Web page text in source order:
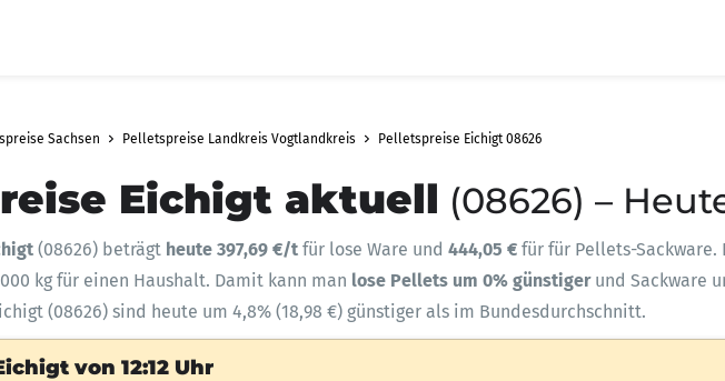
Sachsen Pelletspreise Landkreis Vogtlandkreis Pelletspreise Eichigt 08626
Eichigt aktuell (08626) –
(08626) beträgt heute 397,69 €/t für lose Ware und 444,05 € für für Pellets-
kg für einen Haushalt. Damit kann man lose Pellets um 0% günstiger und Sackware
(08626) sind heute um 4,8% (18,98 €) günstiger als im Bundesdurchschnitt.
von 12:12 Uhr